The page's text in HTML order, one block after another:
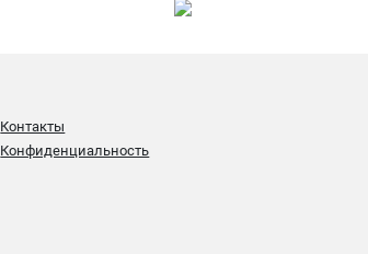
Контакты
Конфиденциальность